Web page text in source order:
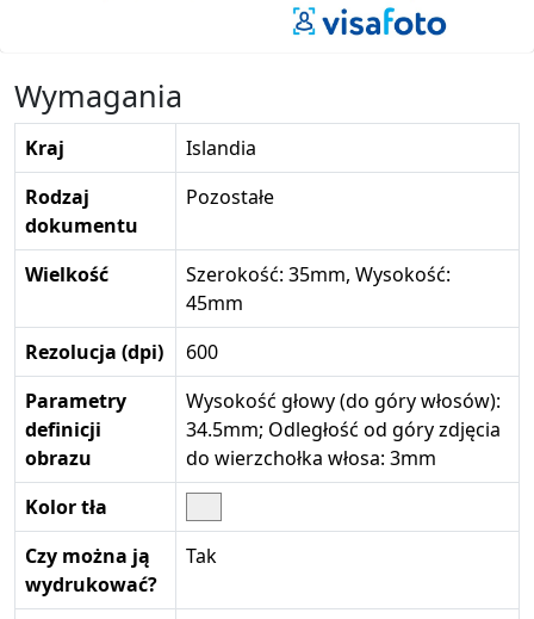
Wymagania
Kraj
Islandia
Rodzaj
dokumentu
Pozostałe
Wielkość
Szerokość: 35mm, Wysokość:
45mm
Rezolucja (dpi)
600
Parametry
definicji
obrazu
Wysokość głowy (do góry włosów):
34.5mm; Odległość od góry zdjęcia
do wierzchołka włosa: 3mm
Kolor tła
Czy można ją
wydrukować?
Tak